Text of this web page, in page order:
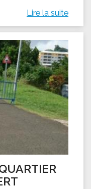
Lire la suite